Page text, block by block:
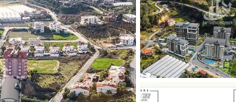
5 430 объектов
3 906 объектов
2 948 объектов
2 797 объектов
Россия · 3 920